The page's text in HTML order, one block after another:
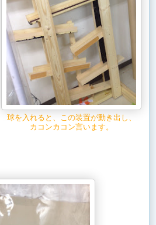
球を入れると、この装置が動き出し、
カコンカコン言います。